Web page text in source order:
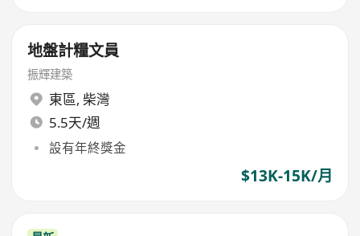
地盤計糧文員
振輝建築
東區, 柴灣
5.5天/週
設有年終獎金
$13K-15K/月